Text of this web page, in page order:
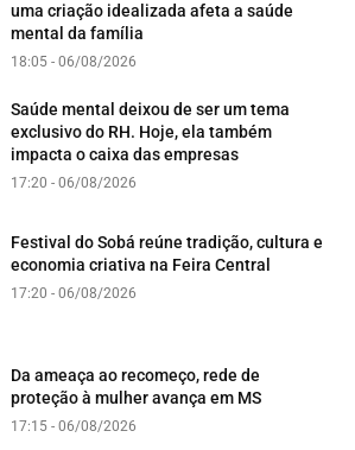
uma criação idealizada afeta a saúde
mental da família
18:05 - 06/08/2026
Saúde mental deixou de ser um tema
exclusivo do RH. Hoje, ela também
impacta o caixa das empresas
17:20 - 06/08/2026
Festival do Sobá reúne tradição, cultura e
economia criativa na Feira Central
17:20 - 06/08/2026
Da ameaça ao recomeço, rede de
proteção à mulher avança em MS
17:15 - 06/08/2026